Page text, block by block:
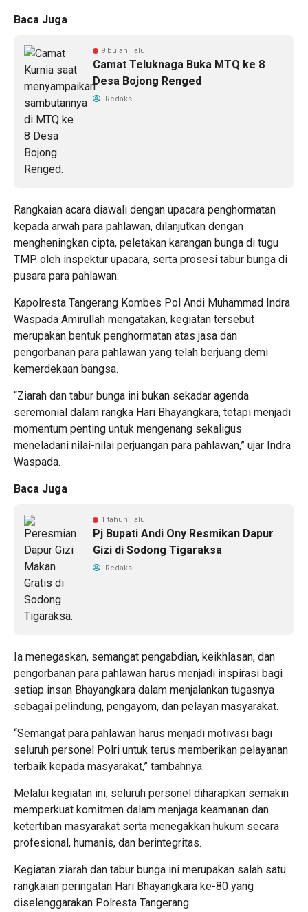
Baca Juga
9 bulan lalu
Camat Teluknaga Buka MTQ ke 8
Desa Bojong Renged
Redaksi
Rangkaian acara diawali dengan upacara penghormatan
kepada arwah para pahlawan, dilanjutkan dengan
mengheningkan cipta, peletakan karangan bunga di tugu
TMP oleh inspektur upacara, serta prosesi tabur bunga di
pusara para pahlawan.
Kapolresta Tangerang Kombes Pol Andi Muhammad Indra
Waspada Amirullah mengatakan, kegiatan tersebut
merupakan bentuk penghormatan atas jasa dan
pengorbanan para pahlawan yang telah berjuang demi
kemerdekaan bangsa.
“Ziarah dan tabur bunga ini bukan sekadar agenda
seremonial dalam rangka Hari Bhayangkara, tetapi menjadi
momentum penting untuk mengenang sekaligus
meneladani nilai-nilai perjuangan para pahlawan,” ujar Indra
Waspada.
Baca Juga
1 tahun lalu
Pj Bupati Andi Ony Resmikan Dapur
Gizi di Sodong Tigaraksa
Redaksi
Ia menegaskan, semangat pengabdian, keikhlasan, dan
pengorbanan para pahlawan harus menjadi inspirasi bagi
setiap insan Bhayangkara dalam menjalankan tugasnya
sebagai pelindung, pengayom, dan pelayan masyarakat.
“Semangat para pahlawan harus menjadi motivasi bagi
seluruh personel Polri untuk terus memberikan pelayanan
terbaik kepada masyarakat,” tambahnya.
Melalui kegiatan ini, seluruh personel diharapkan semakin
memperkuat komitmen dalam menjaga keamanan dan
ketertiban masyarakat serta menegakkan hukum secara
profesional, humanis, dan berintegritas.
Kegiatan ziarah dan tabur bunga ini merupakan salah satu
rangkaian peringatan Hari Bhayangkara ke-80 yang
diselenggarakan Polresta Tangerang.